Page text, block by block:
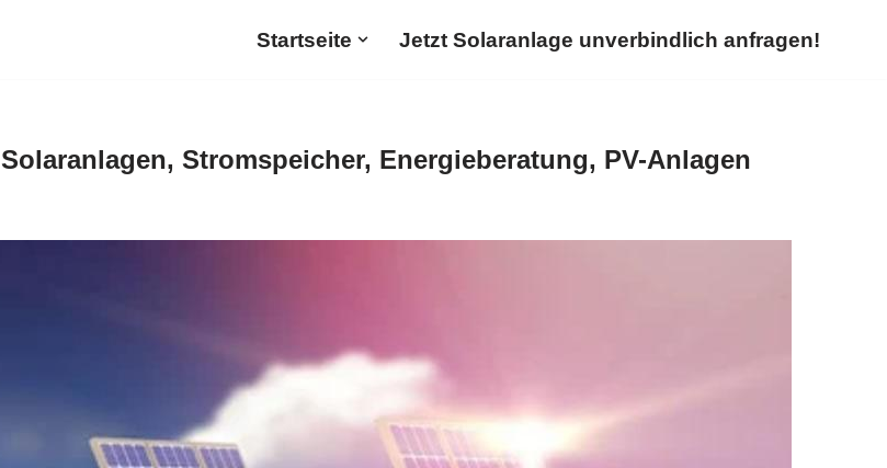
Startseite Jetzt Solaranlage unverbindlich anfragen!
Stromspeicher, Energieberatung, PV-Anlagen